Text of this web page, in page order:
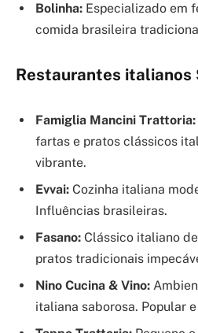
Bolinha: Especializado em
comida brasileira
Restaurantes italianos
Famiglia Mancini Trattoria:
fartas e pratos clássicos
vibrante.
Evvai: Cozinha italiana
Influências brasileiras.
Fasano: Clássico italiano
pratos tradicionais
Nino Cucina & Vino:
italiana saborosa. Popular